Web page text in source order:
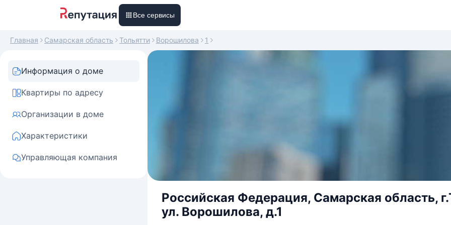
Все сервисы
Главная Самарская область Тольятти Ворошилова 1
Информация о доме
Квартиры по адресу
Организации в доме
Характеристики
Управляющая компания
Российская Федерация, Самарская область,
ул. Ворошилова, д.1